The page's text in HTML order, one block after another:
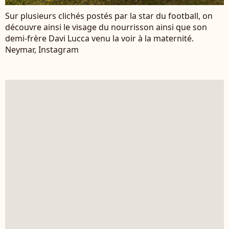
Sur plusieurs clichés postés par la star du football, on
découvre ainsi le visage du nourrisson ainsi que son
demi-frère Davi Lucca venu la voir à la maternité.
Neymar, Instagram